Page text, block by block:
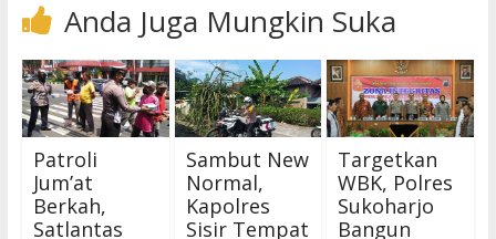
Anda Juga Mungkin Suka
Patroli
Jum’at
Berkah,
Satlantas
Sambut New
Normal,
Kapolres
Sisir Tempat
Targetkan
WBK, Polres
Sukoharjo
Bangun